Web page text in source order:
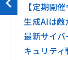
【定期開
生成AIは敵
最新サイ
キュリティ